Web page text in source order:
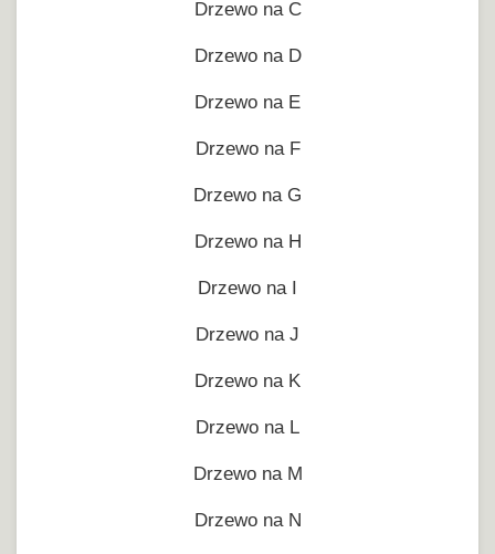
Drzewo na C
Drzewo na D
Drzewo na E
Drzewo na F
Drzewo na G
Drzewo na H
Drzewo na I
Drzewo na J
Drzewo na K
Drzewo na L
Drzewo na M
Drzewo na N